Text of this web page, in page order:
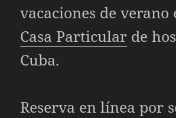
vacaciones de verano
Casa Particular de
Cuba.
Reserva en línea por